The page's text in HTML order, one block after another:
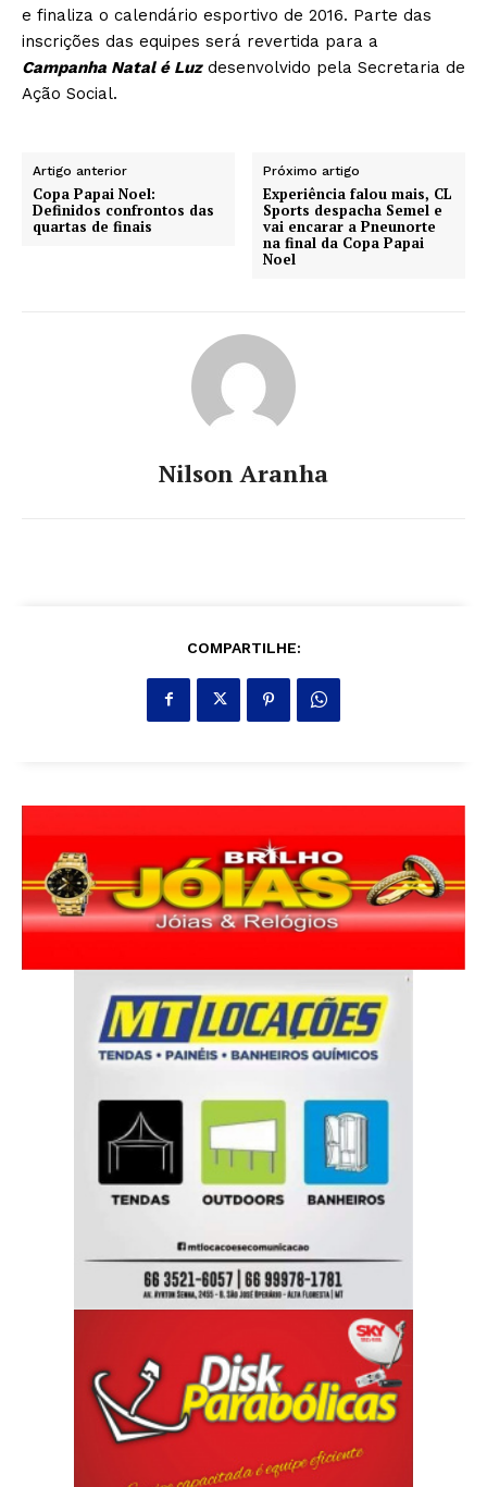
e finaliza o calendário esportivo de 2016. Parte das
inscrições das equipes será revertida para a
Campanha Natal é Luzdesenvolvido pela Secretaria de
Ação Social.
Artigo anterior
Copa Papai Noel:
Definidos confrontos das
quartas de finais
Próximo artigo
Experiência falou mais, CL
Sports despacha Semel e
vai encarar a Pneunorte
na final da Copa Papai
Noel
Nilson Aranha
COMPARTILHE: